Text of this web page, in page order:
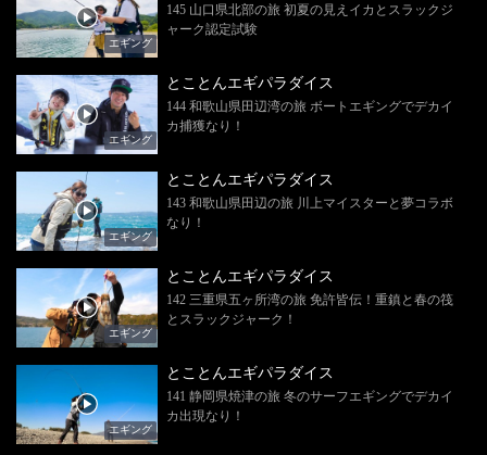
エギング
145 山口県北部の旅 初夏の見えイカとスラックジ
ャーク認定試験
エギング
とことんエギパラダイス
144 和歌山県田辺湾の旅 ボートエギングでデカイ
カ捕獲なり！
エギング
とことんエギパラダイス
143 和歌山県田辺の旅 川上マイスターと夢コラボ
なり！
エギング
とことんエギパラダイス
142 三重県五ヶ所湾の旅 免許皆伝！重鎮と春の筏
とスラックジャーク！
エギング
とことんエギパラダイス
141 静岡県焼津の旅 冬のサーフエギングでデカイ
カ出現なり！